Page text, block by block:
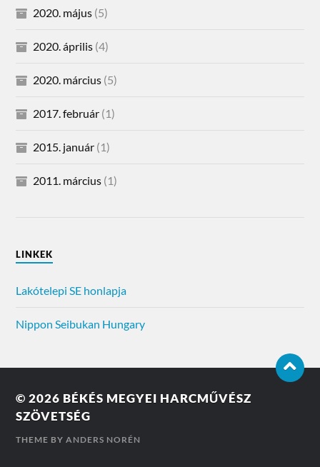
2020. május (5)
2020. április (4)
2020. március (5)
2017. február (1)
2015. január (1)
2011. március (1)
LINKEK
Lakótelepi SE honlapja
Nippon Seibukan Hungary
© 2026 BÉKÉS MEGYEI HARCMŰVÉSZ
SZÖVETSÉG
THEME BYANDERS NORÉN